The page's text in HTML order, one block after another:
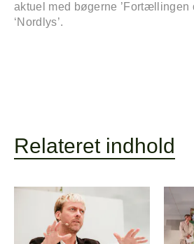
Line-up
aktuel med bøgerne ’Fortællingen
‘Nordlys’.
Relateret indhold